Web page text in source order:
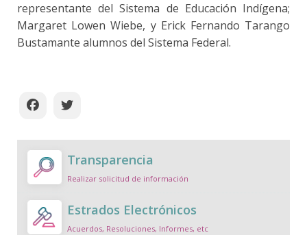
representante del Sistema de Educación Indígena;
Margaret Lowen Wiebe, y Erick Fernando Tarango
Bustamante alumnos del Sistema Federal.
Transparencia
Realizar solicitud de información
Estrados Electrónicos
Acuerdos, Resoluciones, Informes, etc